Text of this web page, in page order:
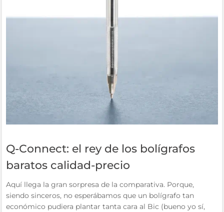
Q-Connect: el rey de los bolígrafos
baratos calidad-precio
Aquí llega la gran sorpresa de la comparativa. Porque,
siendo sinceros, no esperábamos que un bolígrafo tan
económico pudiera plantar tanta cara al Bic (bueno yo sí,